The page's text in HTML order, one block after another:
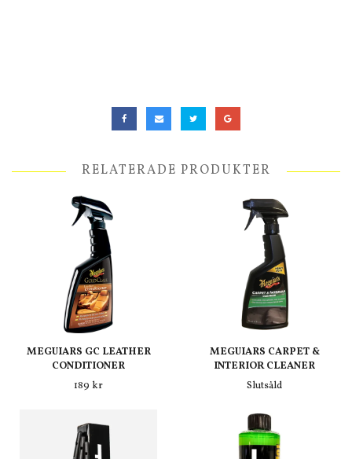
RELATERADE PRODUKTER
MEGUIARS GC LEATHER
CONDITIONER
189 kr
MEGUIARS CARPET &
INTERIOR CLEANER
Slutsåld